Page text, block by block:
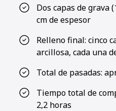
Dos capas de grava
cm de espesor
Relleno final: cinco
arcillosa, cada una
Total de pasadas:
Tiempo total de
2,2 horas